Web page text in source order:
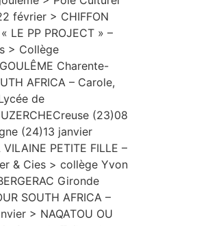
février > CHIFFON
LE PP PROJECT » –
> Collège
Charente-
AFRICA – Carole,
de
(23)08
(24)13 janvier
PETITE FILLE –
& Cies > collège Yvon
Gironde
SOUTH AFRICA –
> NAQATOU OU